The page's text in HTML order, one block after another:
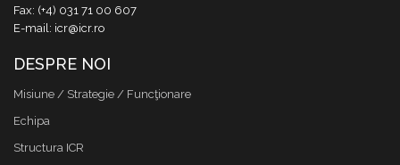
Fax: (+4) 031 71 00 607
E-mail: icr@icr.ro
DESPRE NOI
Misiune / Strategie / Funcţionare
Echipa
Structura ICR